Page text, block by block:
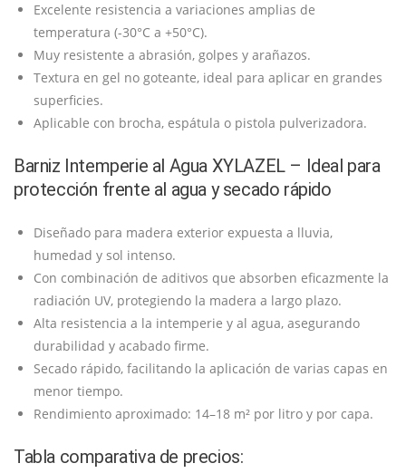
Excelente resistencia a variaciones amplias de
temperatura (-30°C a +50°C).
Muy resistente a abrasión, golpes y arañazos.
Textura en gel no goteante, ideal para aplicar en grandes
superficies.
Aplicable con brocha, espátula o pistola pulverizadora.
Barniz Intemperie al Agua XYLAZEL – Ideal para
protección frente al agua y secado rápido
Diseñado para madera exterior expuesta a lluvia,
humedad y sol intenso.
Con combinación de aditivos que absorben eficazmente la
radiación UV, protegiendo la madera a largo plazo.
Alta resistencia a la intemperie y al agua, asegurando
durabilidad y acabado firme.
Secado rápido, facilitando la aplicación de varias capas en
menor tiempo.
Rendimiento aproximado: 14–18 m² por litro y por capa.
Tabla comparativa de precios: